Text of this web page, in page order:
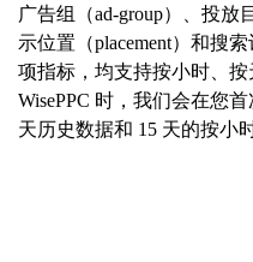
广告组（ad-group）、投放
示位置（placement）和搜
项指标，均支持按小时、
WisePPC 时，我们会在您
天历史数据和 15 天的按小